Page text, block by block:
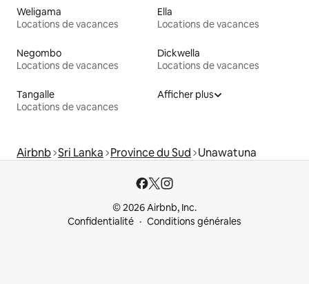
Weligama
Locations de vacances
Ella
Locations de vacances
Negombo
Locations de vacances
Dickwella
Locations de vacances
Tangalle
Locations de vacances
Afficher plus
Airbnb Sri Lanka Province du Sud Unawatuna
© 2026 Airbnb, Inc.
Confidentialité
Conditions générales